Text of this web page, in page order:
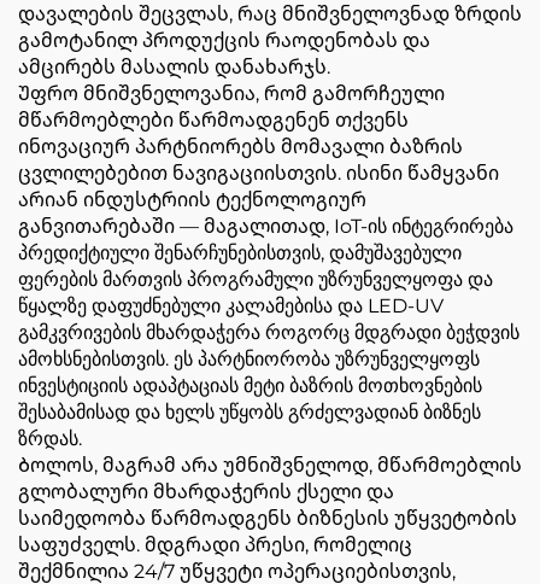
დავალების შეცვლას, რაც მნიშვნელოვნად ზრდის
გამოტანილ პროდუქცის რაოდენობას და
ამცირებს მასალის დანახარჯს.
Უფრო მნიშვნელოვანია, რომ გამორჩეული
მწარმოებლები წარმოადგენენ თქვენს
ინოვაციურ პარტნიორებს მომავალი ბაზრის
ცვლილებებით ნავიგაციისთვის. ისინი წამყვანი
არიან ინდუსტრიის ტექნოლოგიურ
განვითარებაში — მაგალითად, IoT-ის ინტეგრირება
პრედიქტიული შენარჩუნებისთვის, დამუშავებული
ფერების მართვის პროგრამული უზრუნველყოფა და
წყალზე დაფუძნებული კალამებისა და LED-UV
გამკვრივების მხარდაჭერა როგორც მდგრადი ბეჭდვის
ამოხსნებისთვის. ეს პარტნიორობა უზრუნველყოფს
ინვესტიციის ადაპტაციას მეტი ბაზრის მოთხოვნების
შესაბამისად და ხელს უწყობს გრძელვადიან ბიზნეს
ზრდას.
Ბოლოს, მაგრამ არა უმნიშვნელოდ, მწარმოებლის
გლობალური მხარდაჭერის ქსელი და
საიმედოობა წარმოადგენს ბიზნესის უწყვეტობის
საფუძველს. მდგრადი პრესი, რომელიც
შექმნილია 24/7 უწყვეტი ოპერაციებისთვის,